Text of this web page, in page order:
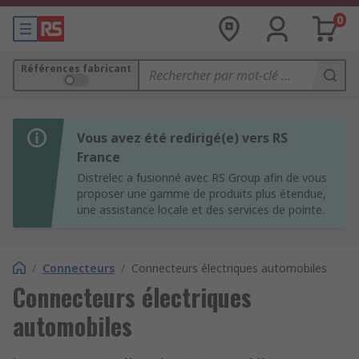
0
Références fabricant
Vous avez été redirigé(e) vers RS
France
Distrelec a fusionné avec RS Group afin de vous
proposer une gamme de produits plus étendue,
une assistance locale et des services de pointe.
/ Connecteurs / Connecteurs électriques automobiles
Connecteurs électriques
automobiles